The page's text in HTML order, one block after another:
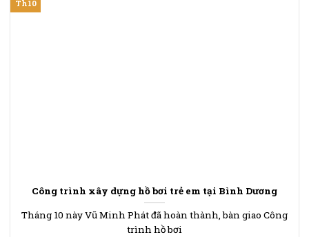
Công trình xây dựng hồ bơi trẻ em tại Bình Dương
Tháng 10 này Vũ Minh Phát đã hoàn thành, bàn giao Công
trình hồ bơi
Th10